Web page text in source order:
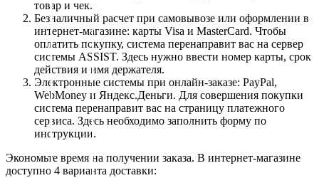
товар и чек.
Безналичный расчет при самовывозе или оформлении в
интернет-магазине: карты Visa и MasterCard. Чтобы
оплатить покупку, система перенаправит вас на сервер
системы ASSIST. Здесь нужно ввести номер карты, срок
действия и имя держателя.
Электронные системы при онлайн-заказе: PayPal,
WebMoney и Яндекс.Деньги. Для совершения покупки
система перенаправит вас на страницу платежного
сервиса. Здесь необходимо заполнить форму по
инструкции.
Экономьте время на получении заказа. В интернет-магазине
доступно 4 варианта доставки: